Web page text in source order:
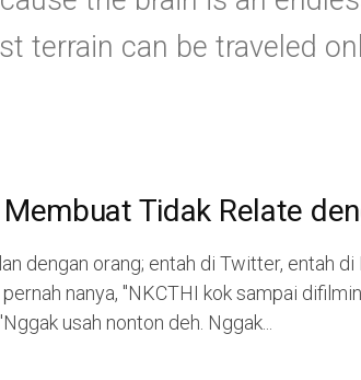
terrain can be traveled
Tidak Relate
dengan orang; entah di Twitter, entah
pernah nanya, "NKCTHI kok sampai
usah nonton deh. Nggak...